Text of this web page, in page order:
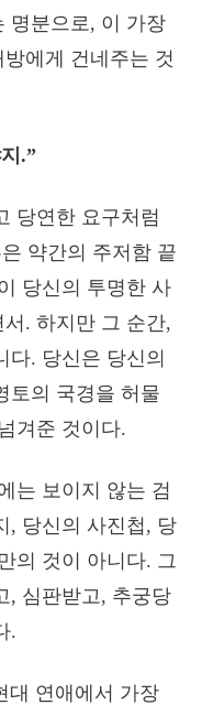
명분으로, 이 가장
에게 건네주는 것
.”
당연한 요구처럼
약간의 주저함 끝
당신의 투명한 사
. 하지만 그 순간,
다. 당신은 당신의
토의 국경을 허물
겨준 것이다.
는 보이지 않는 검
, 당신의 사진첩, 당
의 것이 아니다. 그
, 심판받고, 추궁당
.
대 연애에서 가장